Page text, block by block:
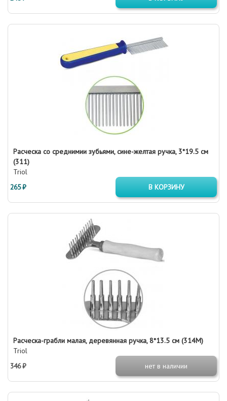
Расческа со среднимии зубьями, сине-желтая ручка, 3*19.5 см
(311)
Triol
265 ₽
В КОРЗИНУ
Расческа-грабли малая, деревянная ручка, 8*13.5 см (314М)
Triol
346 ₽
нет в наличии